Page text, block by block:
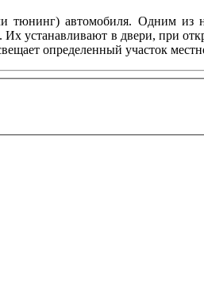
автомобиля. Одним из
устанавливают в двери, при
определенный участок